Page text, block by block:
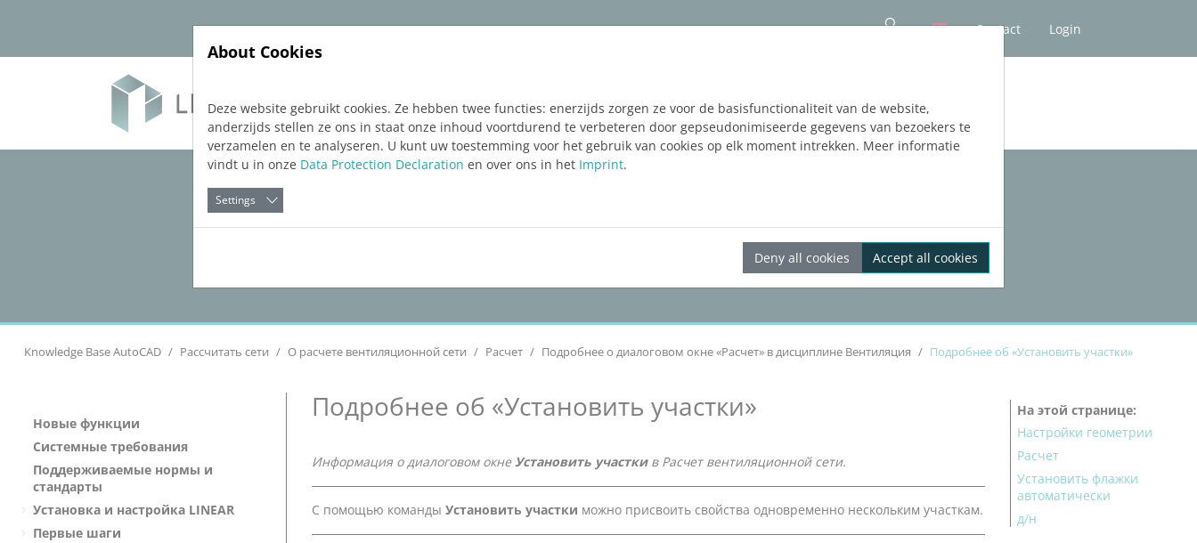
Contact
Login
Software Services Blog FREE TRIAL
Knowledge Base AutoCAD Рассчитать сети О расчете вентиляционной сети Расчет Подробнее о диалоговом окне «Расчет» в дисциплине Вентиляция Подробнее об «Установить участки»
Новые функции
Системные требования
Поддерживаемые нормы и
стандарты
Установка и настройка LINEAR
Первые шаги
Подробнее об «Установить участки»
Информация о диалоговом окнеУстановить участкив Расчет вентиляционной сети.
С помощью команды Установить участки можно присвоить свойства одновременно нескольким участкам.
На этой странице
Настройки геометрии
Расчет
Установить флажки
автоматически
д/н
About Cookies
Deze website gebruikt cookies. Ze hebben twee functies: enerzijds zorgen ze voor de basisfunctionaliteit van de website,
anderzijds stellen ze ons in staat onze inhoud voortdurend te verbeteren door gepseudonimiseerde gegevens van bezoekers te
verzamelen en te analyseren. U kunt uw toestemming voor het gebruik van cookies op elk moment intrekken. Meer informatie
vindt u in onze Data Protection Declaration en over ons in het Imprint.
Settings
Deny all cookies Accept all cookies